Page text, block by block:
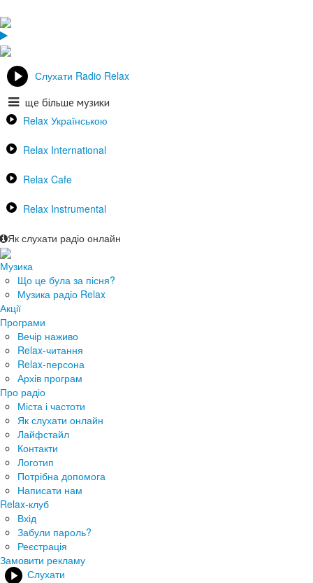
Слухати Radio Relax
ще більше музики
Relax Українською
Relax International
Relax Cafe
Relax Instrumental
Як слухати радіо онлайн
Музика
Що це була за пісня?
Музика радіо Relax
Акції
Програми
Вечір наживо
Relax-читання
Relax-персона
Архів програм
Про радіо
Міста і частоти
Як слухати онлайн
Лайфстайл
Контакти
Логотип
Потрібна допомога
Написати нам
Relax-клуб
Вхід
Забули пароль?
Реєстрація
Замовити рекламу
Слухати